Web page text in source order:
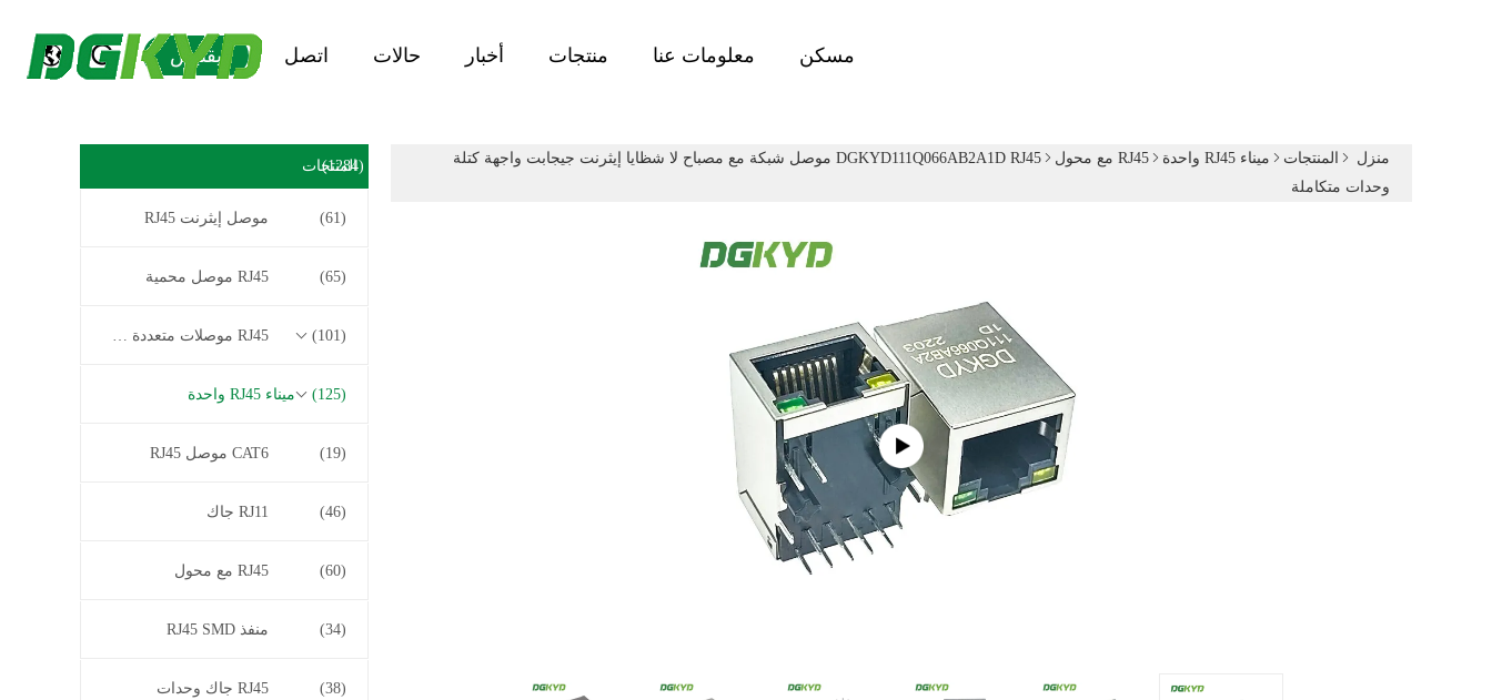
مسكن معلومات عنا منتجات أخبار حالات اتصل يقتبس
المنتجات(1284)
موصل إيثرنت RJ45 (61)
RJ45 موصل محمية (65)
RJ45 موصلات متعددة الموصل (101)
ميناء RJ45 واحدة (125)
CAT6 موصل RJ45 (19)
RJ11 جاك (46)
RJ45 مع محول (60)
منفذ RJ45 SMD (34)
RJ45 جاك وحدات (38)
منزل المنتجات ميناء RJ45 واحدة RJ45 مع محول
DGKYD111Q066AB2A1D RJ45 موصل شبكة مع مصباح لا شظايا إيثرنت جيجابت واجهة كتلة
وحدات متكاملة